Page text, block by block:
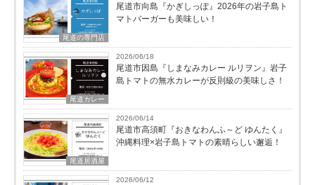
尾道の専門店
尾道市向島『かぎしっぽ』2026年の岩子島ト
マトバーガーも美味しい！
尾道カレー
2026/06/18
尾道市因島『しまなみカレー ルリヲン』岩子
島トマトの無水カレーが反則級の美味しさ！
尾道居酒屋
2026/06/14
尾道市高須町『おきなわんふ～ど ゆんたく』
沖縄料理×岩子島トマトの素晴らしい邂逅！
2026/06/12